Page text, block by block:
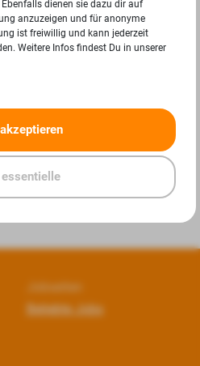
»
Jobseiten
Beliebte Jobs
dienen sie dazu dir auf
anzuzeigen und für anonyme
ist freiwillig und kann jederzeit
Weitere Infos findest Du in unserer
essentielle